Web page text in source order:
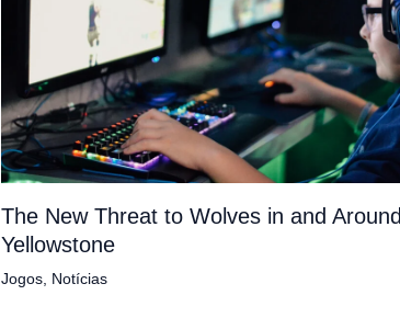
The New Threat to Wolves in and Around
Yellowstone
Jogos, Notícias